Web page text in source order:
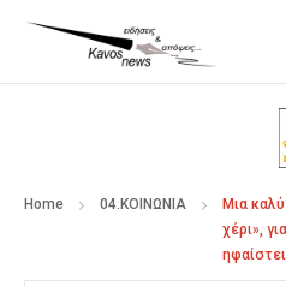
Home 04.ΚΟΙΝΩΝΙΑ
Μια
χέρι»,